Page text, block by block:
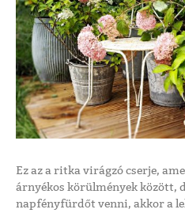
Ez az a ritka virágzó cserje,
árnyékos körülmények között,
napfényfürdőt venni, akkor a